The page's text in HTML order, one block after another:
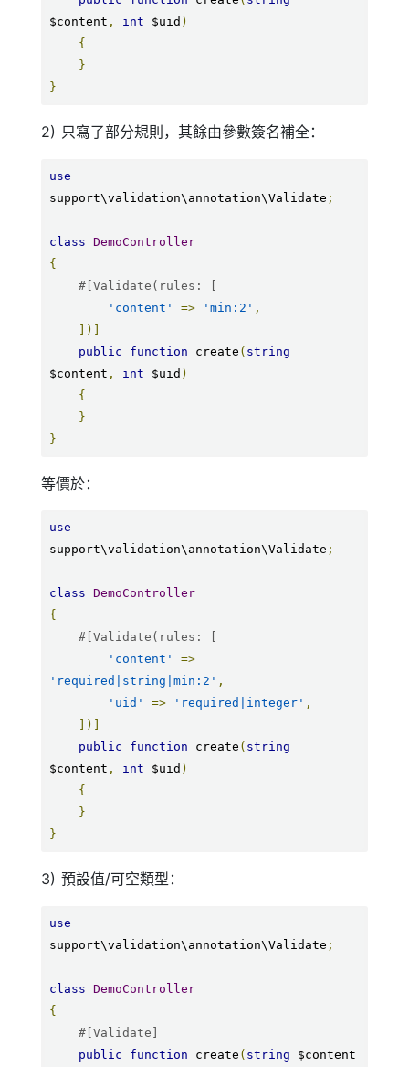
$content , int $uid )
{
}
}
2) 只寫了部分規則，其餘由參數簽名補全：
use
support\validation\annotation\Validate ;
class DemoController
{
#[Validate(rules: [
'content'
=> 'min:2' ,
])]
public
function create ( string
$content , int $uid )
{
}
}
等價於：
use
support\validation\annotation\Validate ;
class DemoController
{
#[Validate(rules: [
'content'
=>
'required|string|min:2' ,
'uid'
=> 'required|integer' ,
])]
public
function create ( string
$content , int $uid )
{
}
}
3) 預設值/可空類型：
use
support\validation\annotation\Validate ;
class DemoController
{
#[Validate]
public
function create ( string